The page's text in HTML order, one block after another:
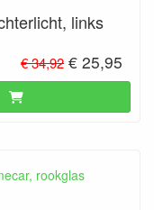
links
€ 34,92 € 25,95